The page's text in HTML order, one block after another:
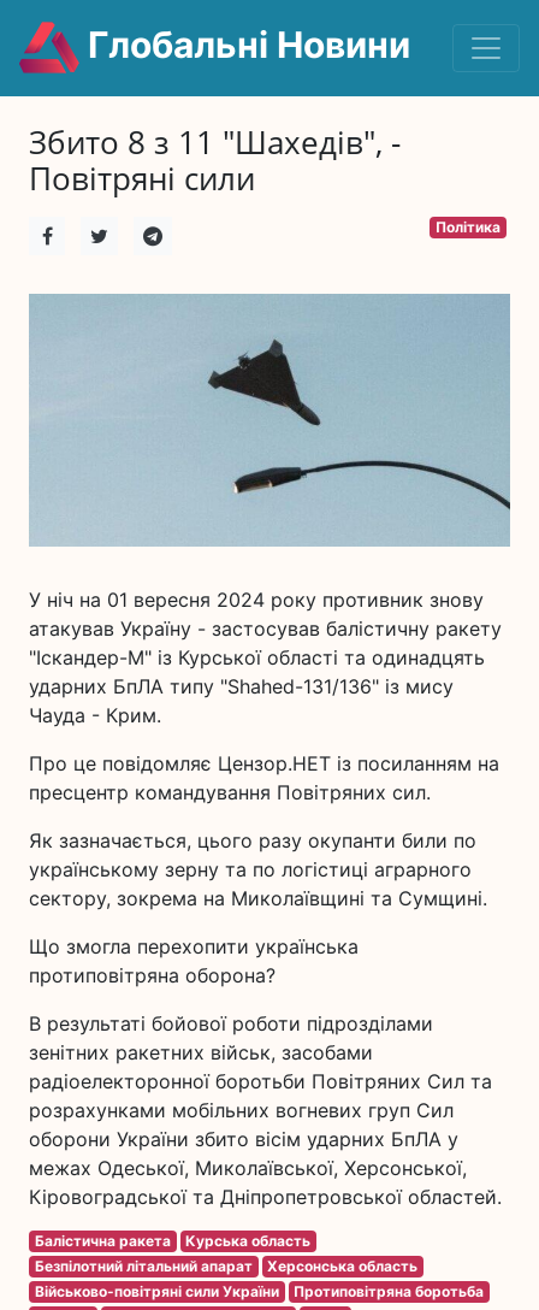
Глобальні Новини
Збито 8 з 11 "Шахедів", -
Повітряні сили
Політика
У ніч на 01 вересня 2024 року противник знову
атакував Україну - застосував балістичну ракету
"Іскандер-М" із Курської області та одинадцять
ударних БпЛА типу "Shahed-131/136" із мису
Чауда - Крим.
Про це повідомляє Цензор.НЕТ із посиланням на
пресцентр командування Повітряних сил.
Як зазначається, цього разу окупанти били по
українському зерну та по логістиці аграрного
сектору, зокрема на Миколаївщині та Сумщині.
Що змогла перехопити українська
протиповітряна оборона?
В результаті бойової роботи підрозділами
зенітних ракетних військ, засобами
радіоелекторонної боротьби Повітряних Сил та
розрахунками мобільних вогневих груп Сил
оборони України збито вісім ударних БпЛА у
межах Одеської, Миколаївської, Херсонської,
Кіровоградської та Дніпропетровської областей.
Балістична ракета
Курська область
Безпілотний літальний апарат
Херсонська область
Військово-повітряні сили України
Протиповітряна боротьба